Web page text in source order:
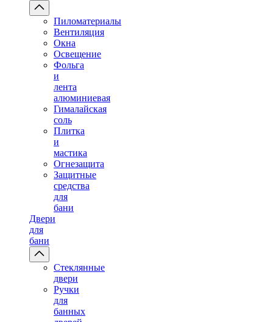
Пиломатериалы
Вентиляция
Окна
Освещение
Фольга
и
лента
алюминиевая
Гималайская
соль
Плитка
и
мастика
Огнезащита
Защитные
средства
для
бани
Двери
для
бани
Стеклянные
двери
Ручки
для
банных